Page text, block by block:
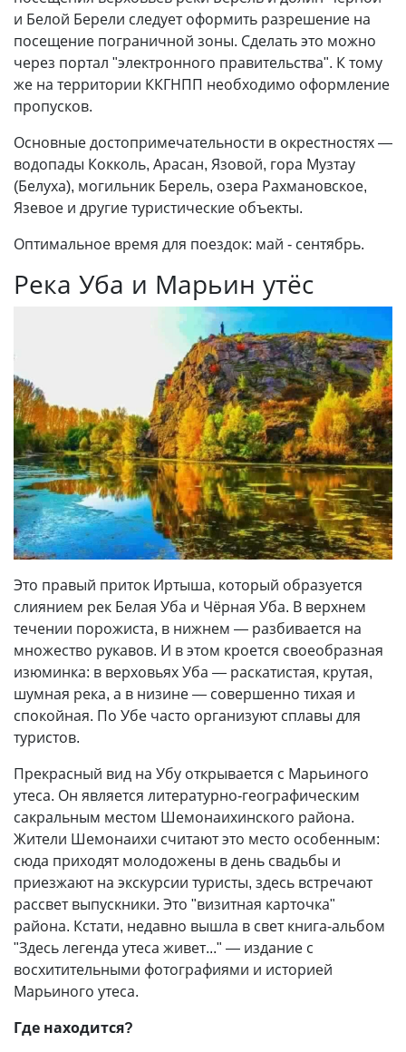
и Белой Берели следует оформить разрешение на
посещение пограничной зоны. Сделать это можно
через портал "электронного правительства". К тому
же на территории ККГНПП необходимо оформление
пропусков.
Основные достопримечательности в окрестностях —
водопады Кокколь, Арасан, Язовой, гора Музтау
(Белуха), могильник Берель, озера Рахмановское,
Язевое и другие туристические объекты.
Оптимальное время для поездок: май - сентябрь.
Река Уба и Марьин утёс
Это правый приток Иртыша, который образуется
слиянием рек Белая Уба и Чёрная Уба. В верхнем
течении порожиста, в нижнем — разбивается на
множество рукавов. И в этом кроется своеобразная
изюминка: в верховьях Уба — раскатистая, крутая,
шумная река, а в низине — совершенно тихая и
спокойная. По Убе часто организуют сплавы для
туристов.
Прекрасный вид на Убу открывается с Марьиного
утеса. Он является литературно-географическим
сакральным местом Шемонаихинского района.
Жители Шемонаихи считают это место особенным:
сюда приходят молодожены в день свадьбы и
приезжают на экскурсии туристы, здесь встречают
рассвет выпускники. Это "визитная карточка"
района. Кстати, недавно вышла в свет книга-альбом
"Здесь легенда утеса живет..." — издание с
восхитительными фотографиями и историей
Марьиного утеса.
Где находится?